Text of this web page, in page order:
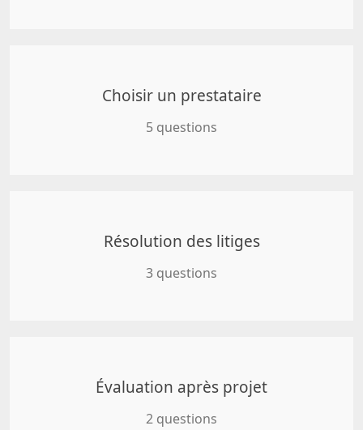
Choisir un prestataire
5 questions
Résolution des litiges
3 questions
Évaluation après projet
2 questions